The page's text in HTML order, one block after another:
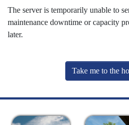
The server is temporarily unable to
maintenance downtime or capacity
later.
Take me to the